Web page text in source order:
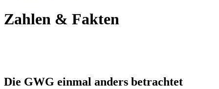
Zahlen & Fakten
Die GWG einmal anders betrachtet